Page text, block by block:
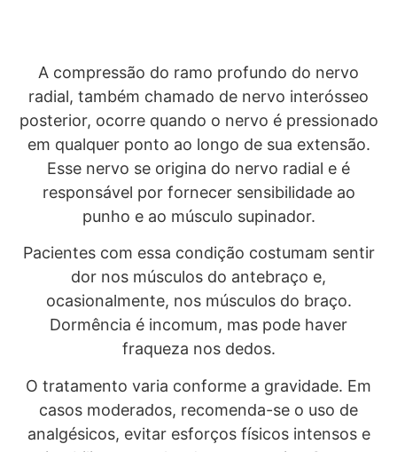
A compressão do ramo profundo do nervo
radial, também chamado de nervo interósseo
posterior, ocorre quando o nervo é pressionado
em qualquer ponto ao longo de sua extensão.
Esse nervo se origina do nervo radial e é
responsável por fornecer sensibilidade ao
punho e ao músculo supinador.
Pacientes com essa condição costumam sentir
dor nos músculos do antebraço e,
ocasionalmente, nos músculos do braço.
Dormência é incomum, mas pode haver
fraqueza nos dedos.
O tratamento varia conforme a gravidade. Em
casos moderados, recomenda-se o uso de
analgésicos, evitar esforços físicos intensos e